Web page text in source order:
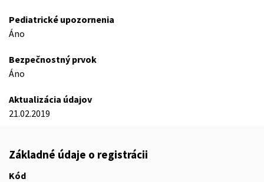
Pediatrické upozornenia
Áno
Bezpečnostný prvok
Áno
Aktualizácia údajov
21.02.2019
Základné údaje o registrácii
Kód